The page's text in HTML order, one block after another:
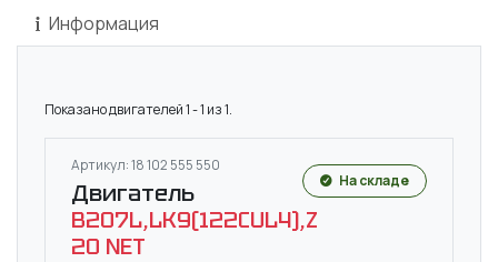
Информация
Показано двигателей 1 - 1 из 1.
Артикул: 18 102 555 550
Двигатель
B207L,LK9(122CUL4),Z
20 NET
На складе